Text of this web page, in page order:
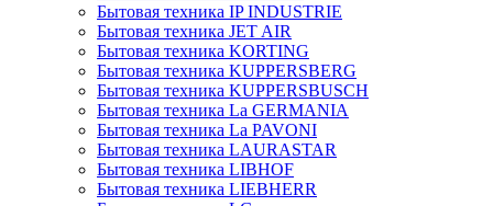
Бытовая техника IP INDUSTRIE
Бытовая техника JET AIR
Бытовая техника KORTING
Бытовая техника KUPPERSBERG
Бытовая техника KUPPERSBUSCH
Бытовая техника La GERMANIA
Бытовая техника La PAVONI
Бытовая техника LAURASTAR
Бытовая техника LIBHOF
Бытовая техника LIEBHERR